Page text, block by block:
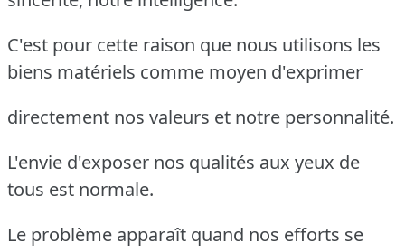
C'est pour cette raison que nous utilisons les
biens matériels comme moyen d'exprimer
directement nos valeurs et notre personnalité.
L'envie d'exposer nos qualités aux yeux de
tous est normale.
Le problème apparaît quand nos efforts se